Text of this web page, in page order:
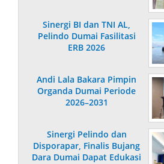
Sinergi BI dan TNI AL,
Pelindo Dumai Fasilitasi
ERB 2026
Andi Lala Bakara Pimpin
Organda Dumai Periode
2026–2031
Sinergi Pelindo dan
Disporapar, Finalis Bujang
Dara Dumai Dapat Edukasi